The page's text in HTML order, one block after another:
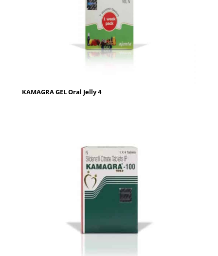
KAMAGRA GEL Oral Jelly 4